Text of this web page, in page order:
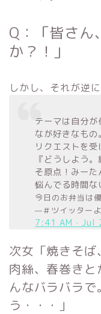
Q：「皆さん
か？！」
しかし、それが逆
テーマは自分
なが好きなもの。
リクエストを
『どうしよう
そ原点！みーた
悩んでる時間
今日のお弁当は
—＃ツイッター
7:41 AM · Jul
次女「焼きそ
肉絲、春巻きと
んなバラバラ
う・・・」